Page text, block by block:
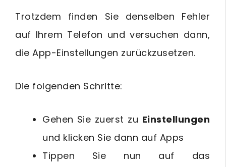
Trotzdem finden Sie denselben Fehler
auf Ihrem Telefon und versuchen dann,
die App-Einstellungen zurückzusetzen.
Die folgenden Schritte:
Gehen Sie zuerst zu Einstellungen
und klicken Sie dann auf Apps
Tippen Sie nun auf das